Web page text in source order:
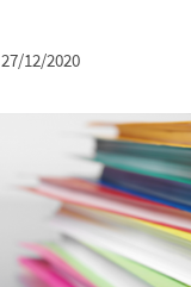
27/12/2020